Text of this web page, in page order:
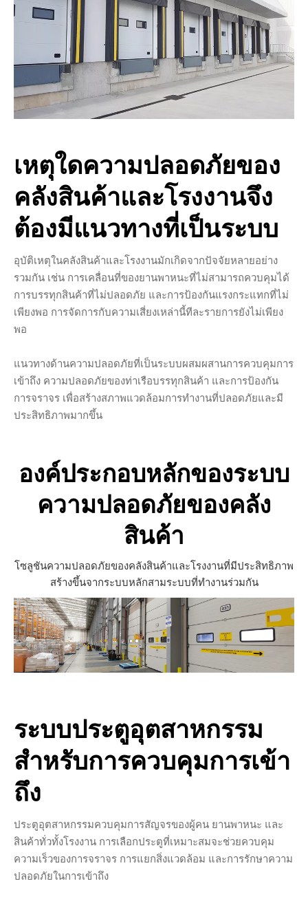
เหตุใดความปลอดภัยของ
คลังสินค้าและโรงงานจึง
ต้องมีแนวทางที่เป็นระบบ
อุบัติเหตุในคลังสินค้าและโรงงานมักเกิดจากปัจจัยหลายอย่าง
รวมกัน เช่น การเคลื่อนที่ของยานพาหนะที่ไม่สามารถควบคุมได้
การบรรทุกสินค้าที่ไม่ปลอดภัย และการป้องกันแรงกระแทกที่ไม่
เพียงพอ การจัดการกับความเสี่ยงเหล่านี้ทีละรายการยังไม่เพียง
พอ
แนวทางด้านความปลอดภัยที่เป็นระบบผสมผสานการควบคุมการ
เข้าถึง ความปลอดภัยของท่าเรือบรรทุกสินค้า และการป้องกัน
การจราจร เพื่อสร้างสภาพแวดล้อมการทำงานที่ปลอดภัยและมี
ประสิทธิภาพมากขึ้น
องค์ประกอบหลักของระบบ
ความปลอดภัยของคลัง
สินค้า
โซลูชันความปลอดภัยของคลังสินค้าและโรงงานที่มีประสิทธิภาพ
สร้างขึ้นจากระบบหลักสามระบบที่ทำงานร่วมกัน
ระบบประตูอุตสาหกรรม
สำหรับการควบคุมการเข้า
ถึง
ประตูอุตสาหกรรมควบคุมการสัญจรของผู้คน ยานพาหนะ และ
สินค้าทั่วทั้งโรงงาน การเลือกประตูที่เหมาะสมจะช่วยควบคุม
ความเร็วของการจราจร การแยกสิ่งแวดล้อม และการรักษาความ
ปลอดภัยในการเข้าถึง